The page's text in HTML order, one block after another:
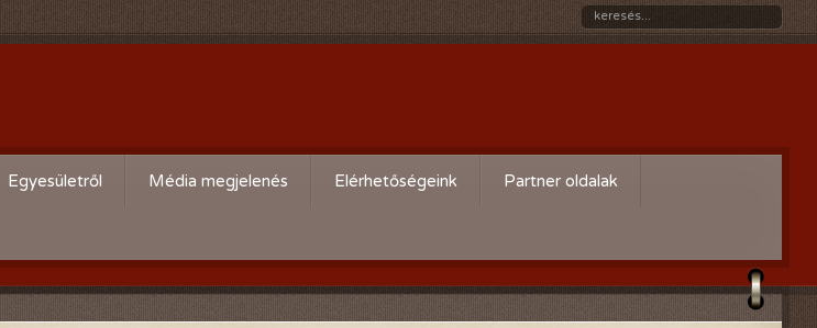
Egyesületről Média megjelenés Elérhetőségeink Partner oldalak